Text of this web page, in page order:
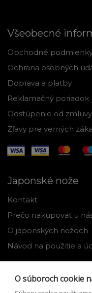
Všeobecné
Obchodné
Ochrana osobných
Doprava a platby
Reklamačný poriadok
Odstúpenie od zmluvy
Zľavy pre verných
Japonské nože
Kontakt
Prečo nakupovať u
O japonských nožoch
Návod na použitie a
O súboroch cookie